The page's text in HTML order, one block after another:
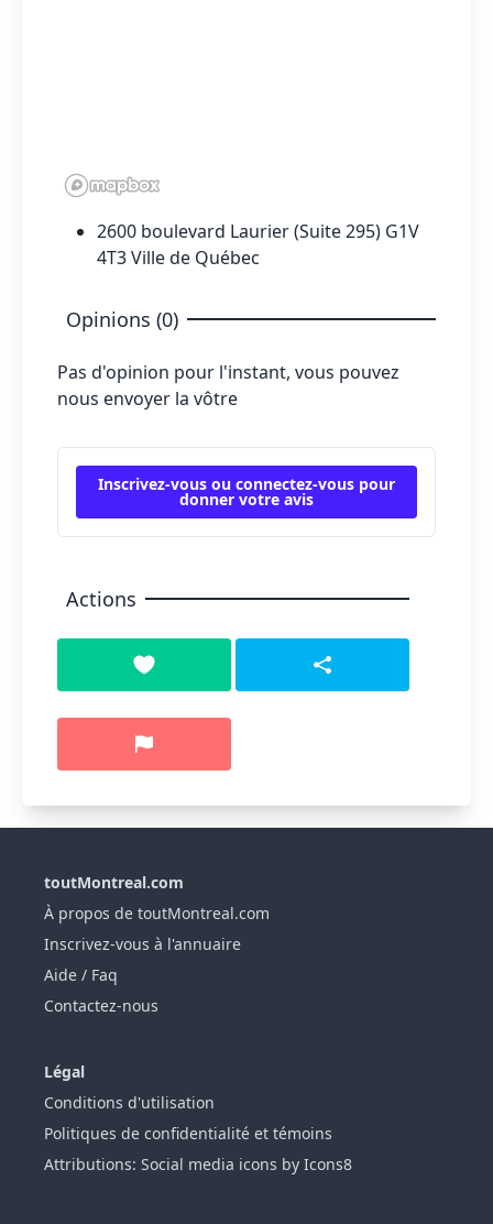
2600 boulevard Laurier (Suite 295) G1V
4T3 Ville de Québec
Opinions (0)
Pas d'opinion pour l'instant, vous pouvez
nous envoyer la vôtre
Inscrivez-vous ou connectez-vous pour
donner votre avis
Actions
toutMontreal.com
À propos de toutMontreal.com
Inscrivez-vous à l'annuaire
Aide / Faq
Contactez-nous
Légal
Conditions d'utilisation
Politiques de confidentialité et témoins
Attributions: Social media icons by Icons8